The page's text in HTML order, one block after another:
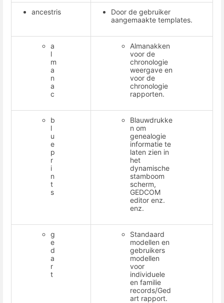
ancestris
Door de gebruiker
aangemaakte templates.
a
l
m
a
n
a
c
Almanakken
voor de
chronologie
weergave en
voor de
chronologie
rapporten.
b
l
u
e
p
r
i
n
t
s
Blauwdrukke
n om
genealogie
informatie te
laten zien in
het
dynamische
stamboom
scherm,
GEDCOM
editor enz.
enz.
g
e
d
a
r
t
Standaard
modellen en
gebruikers
modellen
voor
individuele
en familie
records/Ged
art rapport.